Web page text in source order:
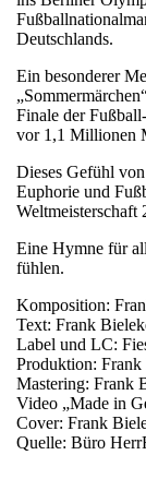
Deutschlands.
Ein besonderer
Finale der
vor 1,1 Millionen
Dieses Gefühl
Euphorie und
Weltmeisterschaft
Eine Hymne für
fühlen.
Komposition:
Text: Frank
Label und LC:
Produktion: Frank
Mastering: Frank
Video „Made in
Cover: Frank
Quelle: Büro